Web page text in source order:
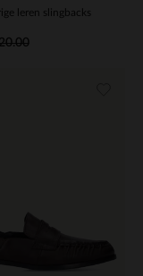
leren slingbacks